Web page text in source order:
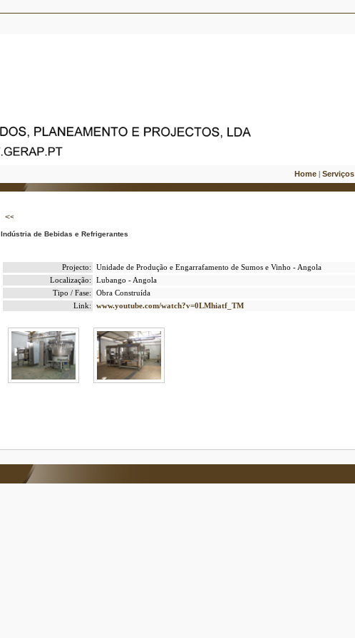
Home Serviços
Indústria de Bebidas e Refrigerantes
Projecto:
Unidade de Produção e Engarrafamento de Sumos e Vinho - Angola
Localização:
Lubango - Angola
Tipo / Fase:
Obra Construída
Link:
www.youtube.com/watch?v=0LMhiatf_TM